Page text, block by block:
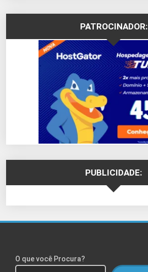
PATROCINADOR:
PUBLICIDADE:
O que você Procura?